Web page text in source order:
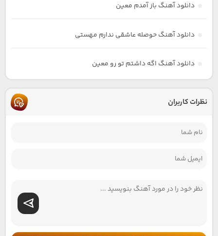
دانلود آهنگ باز آمدم معین
دانلود آهنگ حوصله عاشقی ندارم مهستی
دانلود آهنگ اگه داشتم تو رو معین
نظرات کاربران